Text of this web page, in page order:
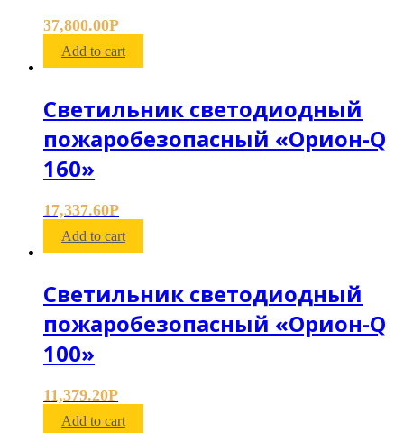
37,800.00Р
Add to cart
Светильник светодиодный
пожаробезопасный «Орион-Q
160»
17,337.60Р
Add to cart
Светильник светодиодный
пожаробезопасный «Орион-Q
100»
11,379.20Р
Add to cart